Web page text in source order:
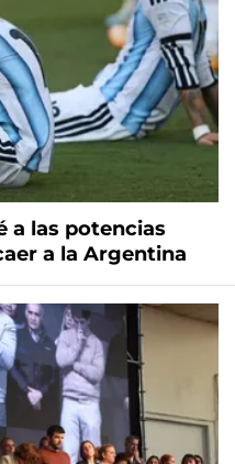
a las potencias
a la Argentina